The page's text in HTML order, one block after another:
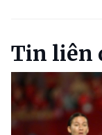
Tin liên